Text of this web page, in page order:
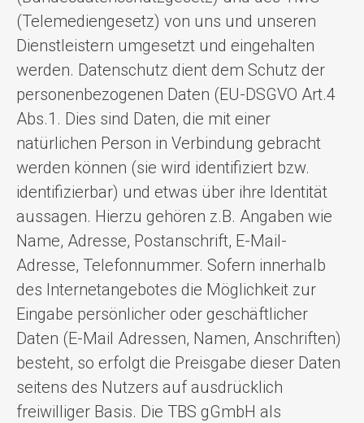
(Telemediengesetz) von uns und unseren
Dienstleistern umgesetzt und eingehalten
werden. Datenschutz dient dem Schutz der
personenbezogenen Daten (EU-DSGVO Art.4
Abs.1. Dies sind Daten, die mit einer
natürlichen Person in Verbindung gebracht
werden können (sie wird identifiziert bzw.
identifizierbar) und etwas über ihre Identität
aussagen. Hierzu gehören z.B. Angaben wie
Name, Adresse, Postanschrift, E-Mail-
Adresse, Telefonnummer. Sofern innerhalb
des Internetangebotes die Möglichkeit zur
Eingabe persönlicher oder geschäftlicher
Daten (E-Mail Adressen, Namen, Anschriften)
besteht, so erfolgt die Preisgabe dieser Daten
seitens des Nutzers auf ausdrücklich
freiwilliger Basis. Die TBS gGmbH als